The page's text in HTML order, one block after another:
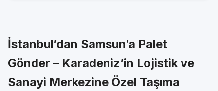
İstanbul’dan Samsun’a Palet
Gönder – Karadeniz’in Lojistik ve
Sanayi Merkezine Özel Taşıma